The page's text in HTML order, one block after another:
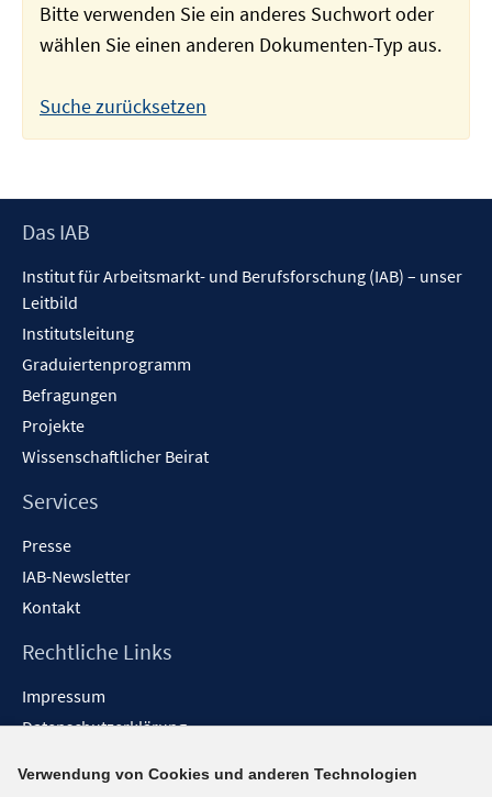
Bitte verwenden Sie ein anderes Suchwort oder
wählen Sie einen anderen Dokumenten-Typ aus.
Suche zurücksetzen
Footer
Das IAB
Institut für Arbeitsmarkt- und Berufsforschung (IAB) – unser
Leitbild
Institutsleitung
Graduiertenprogramm
Befragungen
Projekte
Wissenschaftlicher Beirat
Services
Presse
IAB-Newsletter
Kontakt
Rechtliche Links
Impressum
Datenschutzerklärung
Barrieren melden
Verwendung von Cookies und anderen Technologien